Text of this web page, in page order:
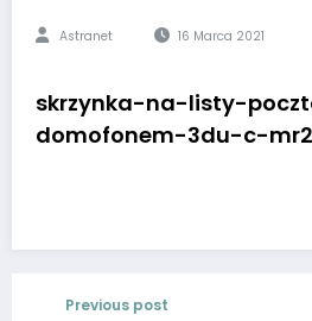
Astranet 16 Marca 2021
skrzynka-na-listy-
domofonem-3du-c-
Previous post